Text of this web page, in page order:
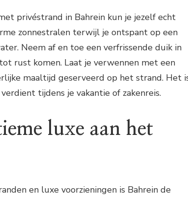
privéstrand in Bahrein kun je jezelf echt
zonnestralen terwijl je ontspant op een
Neem af en toe een verfrissende duik in
rust komen. Laat je verwennen met een
maaltijd geserveerd op het strand. Het
tijdens je vakantie of zakenreis.
luxe aan het
en luxe voorzieningen is Bahrein de